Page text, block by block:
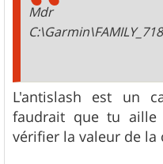
Mdr
L'antislash est un
faudrait que tu aille
vérifier la valeur de la